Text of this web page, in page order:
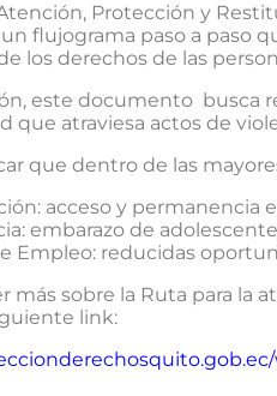
Protección y
flujograma paso a paso
los derechos de las
este documento busca
que atraviesa actos de
que dentro de las
acceso y permanencia
embarazo de
Empleo: reducidas
más sobre la Ruta para
link: